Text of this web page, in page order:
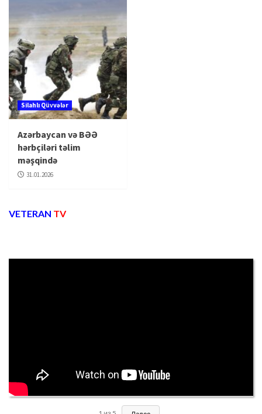
Silahlı Qüvvələr
Azərbaycan və BƏƏ
hərbçiləri təlim
məşqində
31.01.2026
VETERAN TV